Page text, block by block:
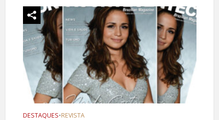
DESTAQUES•REVISTA